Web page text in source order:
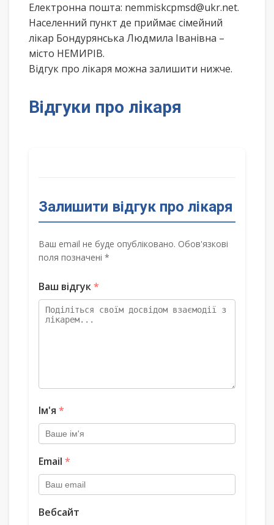
Електронна пошта: nemmiskcpmsd@ukr.net.
Населенний пункт де приймає сімейний
лікар Бондурянська Людмила Іванівна –
місто НЕМИРІВ.
Відгук про лікаря можна залишити нижче.
Відгуки про лікаря
Залишити відгук про лікаря
Ваш email не буде опубліковано. Обов'язкові
поля позначені *
Ваш відгук*
Ім'я *
Email *
Вебсайт